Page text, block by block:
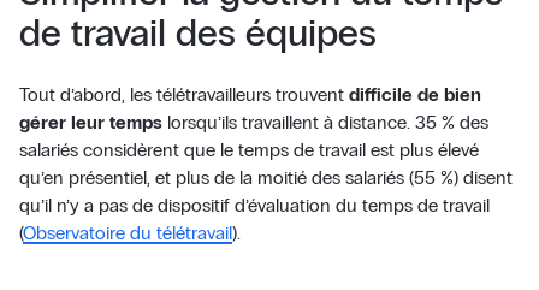
de travail des équipes
Tout d’abord, les télétravailleurs trouvent difficile de bien
gérer leur tempslorsqu’ils travaillent à distance. 35 % des
salariés considèrent que le temps de travail est plus élevé
qu’en présentiel, et plus de la moitié des salariés (55 %) disent
qu’il n’y a pas de dispositif d’évaluation du temps de travail
(Observatoire du télétravail).